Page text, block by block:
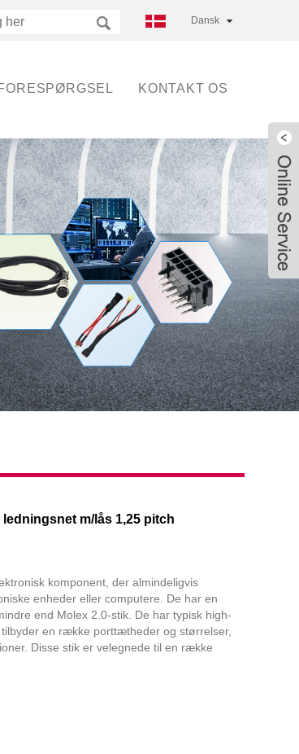
Dansk
KONTAKT OS
m/lås 1,25 pitch
komponent, der almindeligvis
enheder eller computere. De har en
end Molex 2.0-stik. De har typisk high-
en række porttætheder og størrelser,
Disse stik er velegnede til en række